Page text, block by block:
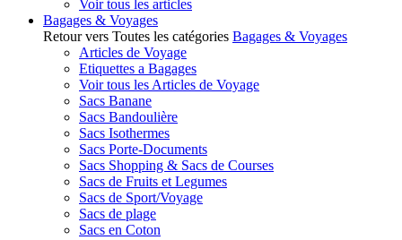
Voir tous les articles
Bagages & Voyages
Retour vers Toutes les catégories Bagages & Voyages
Articles de Voyage
Etiquettes a Bagages
Voir tous les Articles de Voyage
Sacs Banane
Sacs Bandoulière
Sacs Isothermes
Sacs Porte-Documents
Sacs Shopping & Sacs de Courses
Sacs de Fruits et Legumes
Sacs de Sport/Voyage
Sacs de plage
Sacs en Coton